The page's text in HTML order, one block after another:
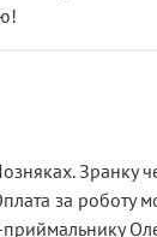
це і псує
Зранку
за роботу